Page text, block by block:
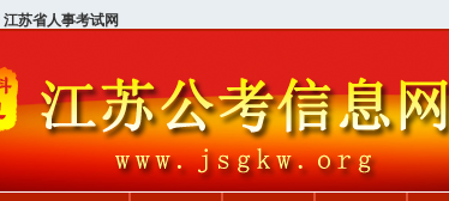
江苏省人事考试网